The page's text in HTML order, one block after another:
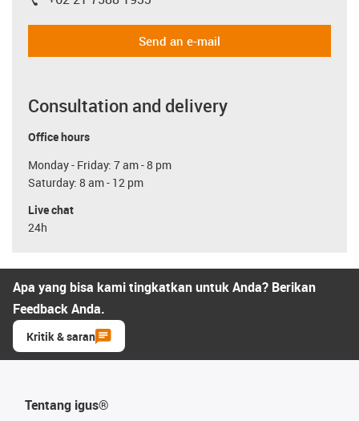
Send an e-mail
Consultation and delivery
Office hours
Monday - Friday: 7 am - 8 pm
Saturday: 8 am - 12 pm
Live chat
24h
Apa yang bisa kami tingkatkan untuk Anda? Berikan
Feedback Anda.
Kritik & saran
Tentang igus®